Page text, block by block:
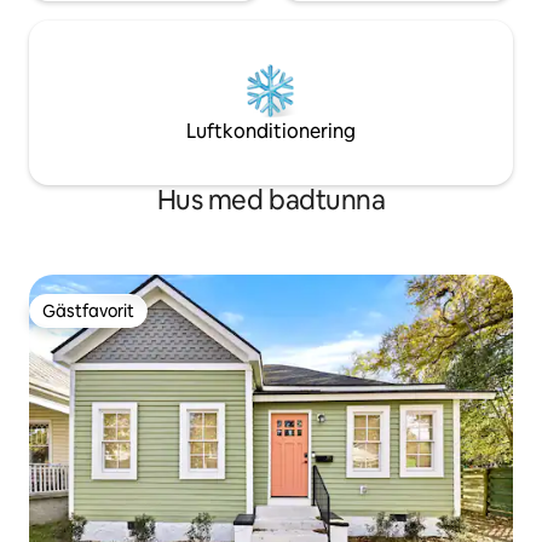
Luftkonditionering
Hus med badtunna
Gästfavorit
Gästfavorit